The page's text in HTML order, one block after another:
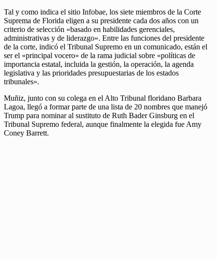
Tal y como indica el sitio Infobae, los siete miembros de la Corte
Suprema de Florida eligen a su presidente cada dos años con un
criterio de selección «basado en habilidades gerenciales,
administrativas y de liderazgo». Entre las funciones del presidente
de la corte, indicó el Tribunal Supremo en un comunicado, están el
ser el «principal vocero» de la rama judicial sobre «políticas de
importancia estatal, incluida la gestión, la operación, la agenda
legislativa y las prioridades presupuestarias de los estados
tribunales».
Muñiz, junto con su colega en el Alto Tribunal floridano Barbara
Lagoa, llegó a formar parte de una lista de 20 nombres que manejó
Trump para nominar al sustituto de Ruth Bader Ginsburg en el
Tribunal Supremo federal, aunque finalmente la elegida fue Amy
Coney Barrett.